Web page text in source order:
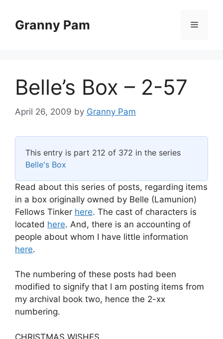
contentGranny Pam Menu
Belle’s Box – 2-57
April 26, 2009 by Granny Pam
This entry is part 212 of 372 in the series
Belle's Box
Read about this series of posts, regarding items
in a box originally owned by Belle (Lamunion)
Fellows Tinker here. The cast of characters is
located here. And, there is an accounting of
people about whom I have little information
here.
The numbering of these posts had been
modified to signify that I am posting items from
my archival book two, hence the 2-xx
numbering.
CHRISTMAS WISHES